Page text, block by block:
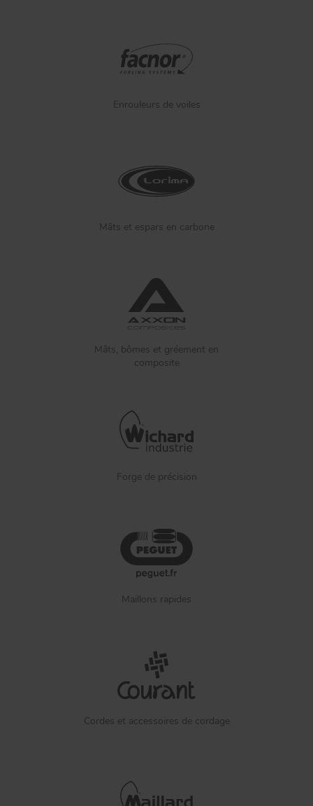
Enrouleurs de voiles
Mâts et espars en carbone
Mâts, bômes et gréement en
composite
Forge de précision
Maillons rapides
Cordes et accessoires de cordage